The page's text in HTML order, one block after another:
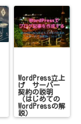
WordPress立上
げ サーバー
契約の説明
（はじめての
WordPressの解
説）